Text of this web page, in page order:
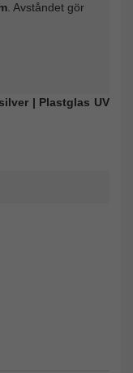
. Avståndet gör
| Plastglas UV